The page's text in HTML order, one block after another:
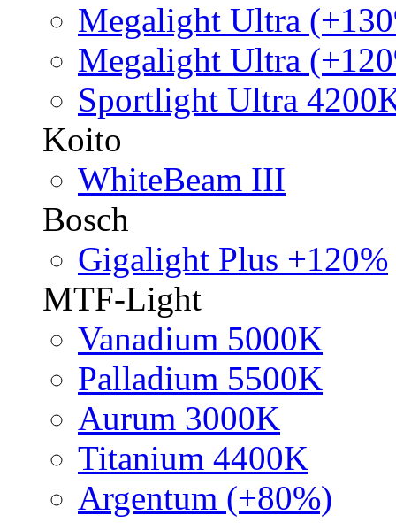
Megalight Ultra
Megalight Ultra
Sportlight Ultra
Koito
WhiteBeam III
Bosch
Gigalight Plus +120%
MTF-Light
Vanadium 5000K
Palladium 5500K
Aurum 3000K
Titanium 4400K
Argentum (+80%)